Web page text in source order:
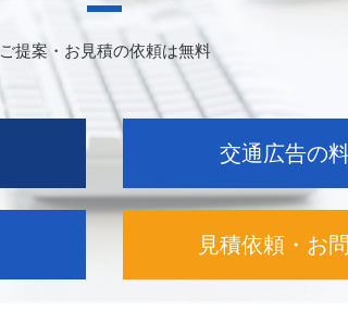
ご提案・お見積の依頼は無料
交通広告の
見積依頼・お